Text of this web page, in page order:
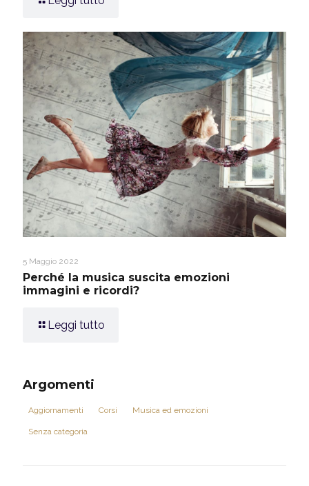
5 Maggio 2022
Perché la musica suscita emozioni
immagini e ricordi?
Leggi tutto
Argomenti
Aggiornamenti Corsi Musica ed emozioni
Senza categoria